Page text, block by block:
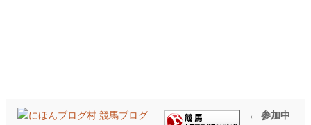
← 参加中